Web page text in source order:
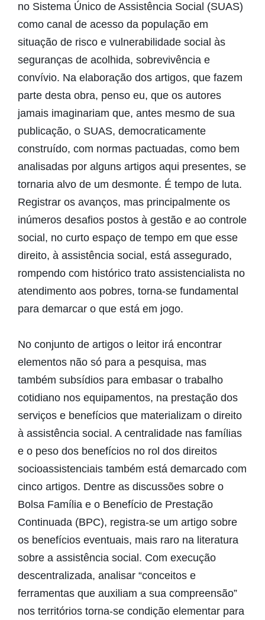
no Sistema Único de Assistência Social (SUAS)
como canal de acesso da população em
situação de risco e vulnerabilidade social às
seguranças de acolhida, sobrevivência e
convívio. Na elaboração dos artigos, que fazem
parte desta obra, penso eu, que os autores
jamais imaginariam que, antes mesmo de sua
publicação, o SUAS, democraticamente
construído, com normas pactuadas, como bem
analisadas por alguns artigos aqui presentes, se
tornaria alvo de um desmonte. É tempo de luta.
Registrar os avanços, mas principalmente os
inúmeros desafios postos à gestão e ao controle
social, no curto espaço de tempo em que esse
direito, à assistência social, está assegurado,
rompendo com histórico trato assistencialista no
atendimento aos pobres, torna-se fundamental
para demarcar o que está em jogo.
No conjunto de artigos o leitor irá encontrar
elementos não só para a pesquisa, mas
também subsídios para embasar o trabalho
cotidiano nos equipamentos, na prestação dos
serviços e benefícios que materializam o direito
à assistência social. A centralidade nas famílias
e o peso dos benefícios no rol dos direitos
socioassistenciais também está demarcado com
cinco artigos. Dentre as discussões sobre o
Bolsa Família e o Benefício de Prestação
Continuada (BPC), registra-se um artigo sobre
os benefícios eventuais, mais raro na literatura
sobre a assistência social. Com execução
descentralizada, analisar “conceitos e
ferramentas que auxiliam a sua compreensão”
nos territórios torna-se condição elementar para